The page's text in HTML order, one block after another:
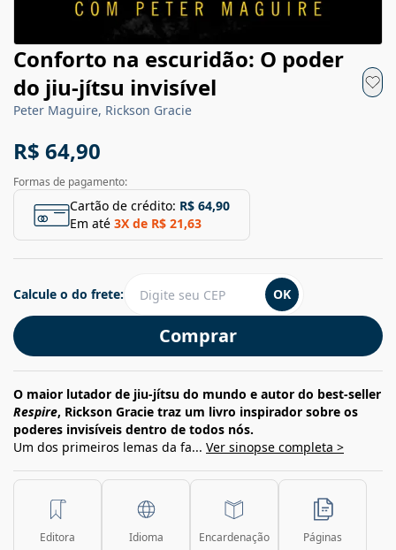
Conforto na escuridão: O poder
do jiu-jítsu invisível
Peter Maguire, Rickson Gracie
R$ 64,90
Formas de pagamento:
Cartão de crédito: R$ 64,90
Em até 3X de R$ 21,63
Comprar
Calcule o do frete: OK
O maior lutador de jiu-jítsu do mundo e autor do best-seller
Respire, Rickson Gracie traz um livro inspirador sobre os
poderes invisíveis dentro de todos nós.
Um dos primeiros lemas da fa... Ver sinopse completa >
Editora Idioma Encardenação Páginas